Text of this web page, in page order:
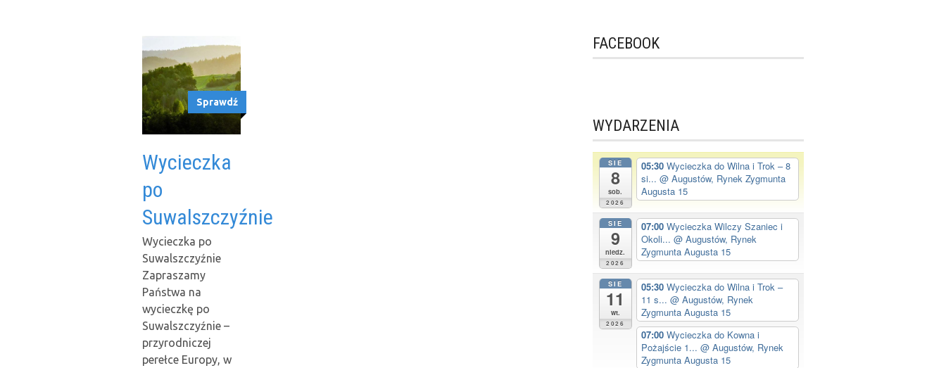
Sprawdź
Wycieczka
po
Suwalszczyźnie
Wycieczka po
Suwalszczyźnie
Zapraszamy
Państwa na
wycieczkę po
Suwalszczyźnie –
przyrodniczej
perełce Europy, w
FACEBOOK
WYDARZENIA
SIE
8
sob.
2026
05:30 Wycieczka do Wilna i Trok – 8
si... @ Augustów, Rynek Zygmunta
Augusta 15
SIE
9
niedz.
2026
07:00 Wycieczka Wilczy Szaniec i
Okoli... @ Augustów, Rynek
Zygmunta Augusta 15
SIE
11
wt.
2026
05:30 Wycieczka do Wilna i Trok –
11 s... @ Augustów, Rynek
Zygmunta Augusta 15
07:00 Wycieczka do Kowna i
Pożajście 1... @ Augustów, Rynek
Zygmunta Augusta 15